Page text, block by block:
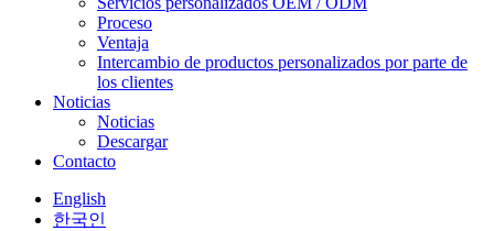
Proceso
Ventaja
Intercambio de productos personalizados por parte de
los clientes
Noticias
Noticias
Descargar
Contacto
English
한국인